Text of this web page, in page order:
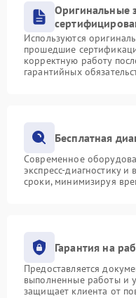
Оригинальные
Используются
прошедшие
корректную работу
гарантийных
Бесплатная
Современное
экспресс-диагностику
сроки, минимизируя
Гарантия на
Предоставляется
выполненные работы и
защищает клиента от